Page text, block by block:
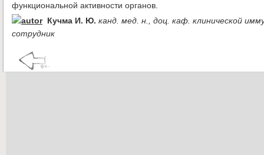
функциональной активности органов.
Кучма И. Ю. канд. мед. н., доц. каф. клинической
сотрудник